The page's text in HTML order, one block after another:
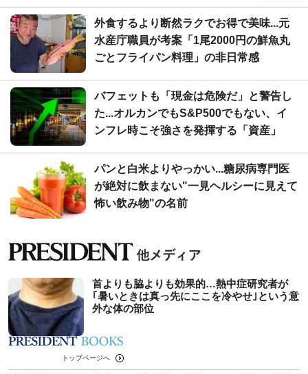
外食するより断然ラクでお得で美味...元
水産庁職員が考案「1尾2000円の鮮魚丸
ごとフライパン料理」の非日常感
バフェットも「現金は危険だ」と警告し
た...オルカンでもS&P500でもない、イ
ンフレ時こそ強さを発揮する「資産」
パンと白米よりやっかい...糖尿病専門医
が絶対に飲まない"一見ヘルシーに見えて
怖い飲み物"の名前
首よりも脇よりも効果的…熱中症研究者が
｢暑いときは真っ先にここを冷やせ｣という意
外な体の部位
トップページへ